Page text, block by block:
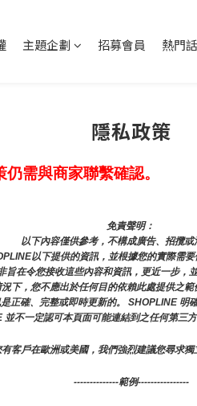
主題企劃 招募會員 熱門
隱私政策
需與商家聯繫確認。
免責聲明：
以下內容僅供參考，不構成廣告、招攬或
以下提供的資訊，並根據您的實際需
在令您接收這些內容和資訊，更近一步，
下，您不應出於任何目的依賴此處提供之
確、完整或即時更新的。 SHOPLINE 明
並不一定認可本頁面可能連結到之任何第三
客戶在歐洲或美國，我們強烈建議您尋求獨
--------------範例----------------